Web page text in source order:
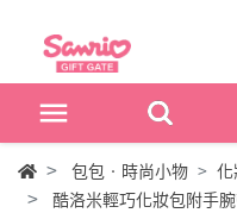
包包‧時尚小物
酷洛米輕巧化妝包附手